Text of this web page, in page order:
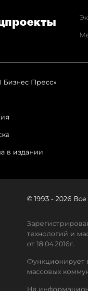
Пресс»
в издании
© 1993 - 2026
технологий и
от 18.04.2016г.
Функционирует
массовых
На